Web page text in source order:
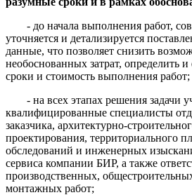
- до начала выполнения работ,
уточняется и детализируется
данные, что позволяет снизить
необоснованных затрат, определить
сроки и стоимость выполнения работ;
- на всех этапах решения задачи
квалифицированные специалисты
заказчика, архитектурно-
проектирования, территориального
обследований и инженерных
сервиса компании БИР, а также
производственных,
монтажных работ;